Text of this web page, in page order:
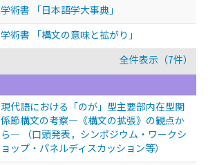
学術書 「日本語学大事典」
学術書 「構文の意味と拡がり」
全件表示（7件）
現代語における「のが」型主要部内在型関
係節構文の考察―《構文の拡張》の観点か
ら―
（口頭発表，シンポジウム・ワークシ
ョップ・パネルディスカッション等）